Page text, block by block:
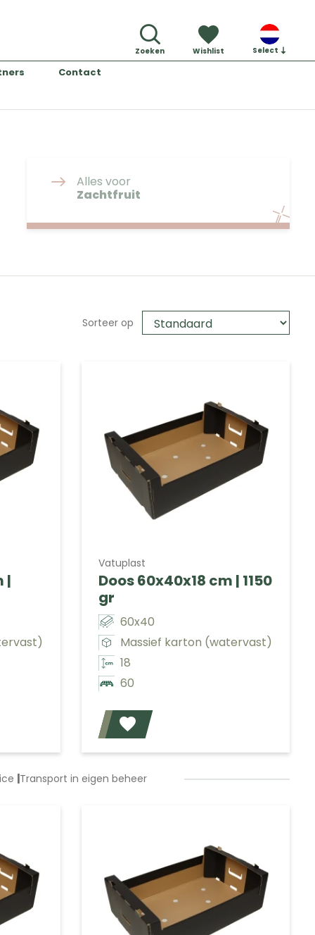
Zoeken Wishlist Select
Contact
Alles voor
Zachtfruit
Sorteer op
|
Vatuplast
Doos 60x40x18 cm | 1150
gr
60x40
Massief karton (watervast)
18
60
Transport in eigen beheer